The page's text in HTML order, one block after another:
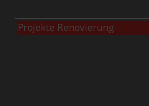
Projekte Renovierung